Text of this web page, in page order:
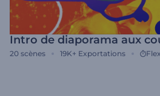
Intro de diaporama aux
20 scènes 19K+ Exportations